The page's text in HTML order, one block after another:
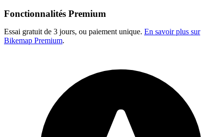
Fonctionnalités Premium
Essai gratuit de 3 jours, ou paiement unique. En savoir plus sur
Bikemap Premium.